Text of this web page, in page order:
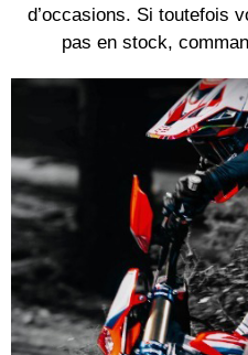
d’occasions. Si toutefois
pas en stock,